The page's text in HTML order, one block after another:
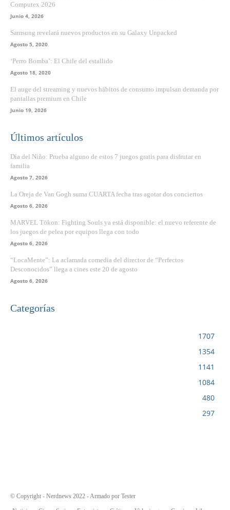
Computex 2026
Junio 4, 2026
Samsung revelará nuevos productos en su Galaxy Unpacked
Agosto 5, 2020
‘Perro Bomba’: El Chile del estallido
Agosto 18, 2020
El auge del streaming y nuevos hábitos de consumo impulsan demanda por
pantallas premium en Chile
Junio 19, 2026
Últimos artículos
Día del Niño: Prueba alguno de estos 7 juegos gratis para disfrutar en
familia
Agosto 7, 2026
La Oreja de Van Gogh suma CUARTA fecha tras agotar dos conciertos
Agosto 6, 2026
MARVEL Tōkon: Fighting Souls ya está disponible: el nuevo referente de
los juegos de pelea por equipos llega con todo
Agosto 6, 2026
“LocaMente”: La aclamada comedia del director de “Perfectos
Desconocidos” llega a cines este 20 de agosto
Agosto 6, 2026
Categorías
1707
1354
1141
1084
480
297
© Copyright - Nerdnews 2022 - Armado por Tester